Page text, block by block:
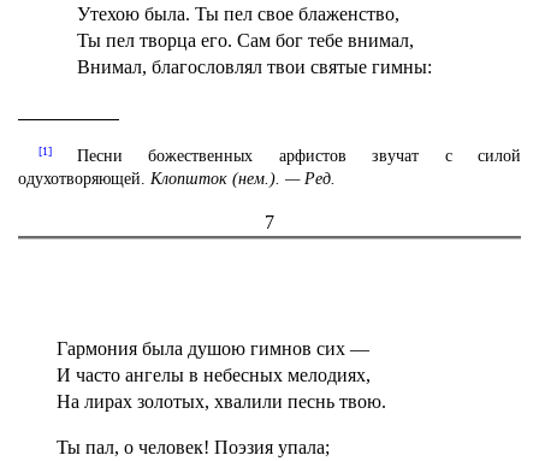
Утехою была. Ты пел свое блаженство,
Ты пел творца его. Сам бог тебе внимал,
Внимал, благословлял твои святые гимны:
[1]Песни божественных арфистов звучат с силой
одухотворяющей. Клопшток (нем.). — Ред.
7
Гармония была душою гимнов сих —
И часто ангелы в небесных мелодиях,
На лирах золотых, хвалили песнь твою.
Ты пал, о человек! Поэзия упала;